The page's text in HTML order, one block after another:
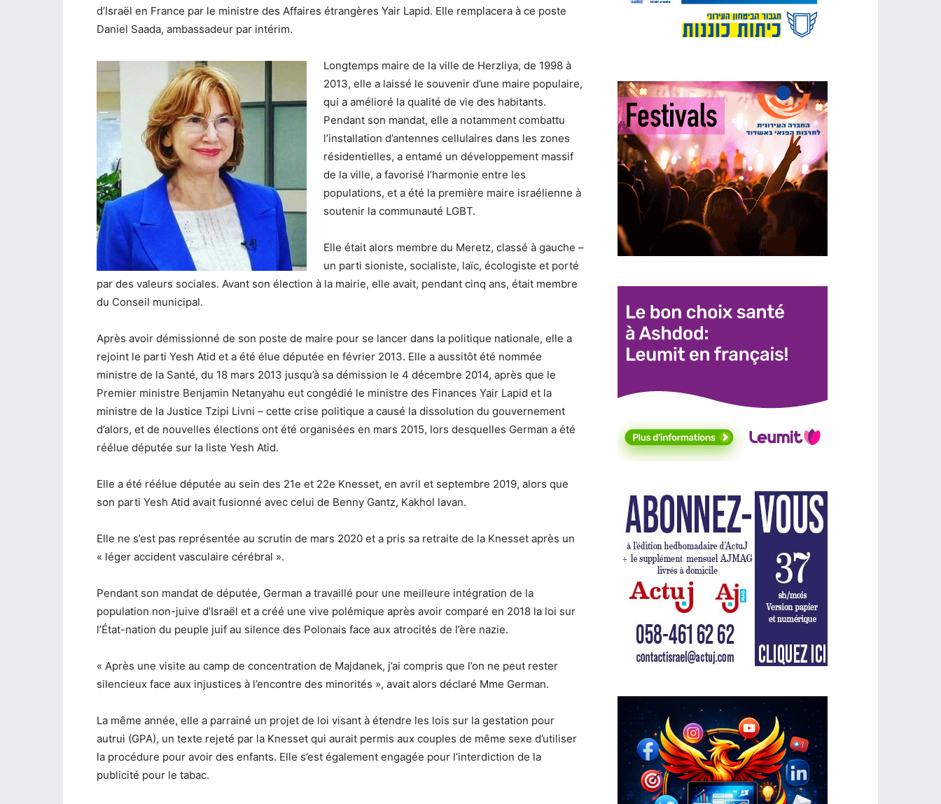
d’Israël en France par le ministre des Affaires étrangères Yair Lapid. Elle remplacera à ce poste
Daniel Saada, ambassadeur par intérim.
Longtemps maire de la ville de Herzliya, de 1998 à
2013, elle a laissé le souvenir d’une maire populaire,
qui a amélioré la qualité de vie des habitants.
Pendant son mandat, elle a notamment combattu
l’installation d’antennes cellulaires dans les zones
résidentielles, a entamé un développement massif
de la ville, a favorisé l’harmonie entre les
populations, et a été la première maire israélienne à
soutenir la communauté LGBT.
Elle était alors membre du Meretz, classé à gauche –
un parti sioniste, socialiste, laïc, écologiste et porté
par des valeurs sociales. Avant son élection à la mairie, elle avait, pendant cinq ans, était membre
du Conseil municipal.
Après avoir démissionné de son poste de maire pour se lancer dans la politique nationale, elle a
rejoint le parti Yesh Atid et a été élue députée en février 2013. Elle a aussitôt été nommée
ministre de la Santé, du 18 mars 2013 jusqu’à sa démission le 4 décembre 2014, après que le
Premier ministre Benjamin Netanyahu eut congédié le ministre des Finances Yair Lapid et la
ministre de la Justice Tzipi Livni – cette crise politique a causé la dissolution du gouvernement
d’alors, et de nouvelles élections ont été organisées en mars 2015, lors desquelles German a été
réélue députée sur la liste Yesh Atid.
Elle a été réélue députée au sein des 21e et 22e Knesset, en avril et septembre 2019, alors que
son parti Yesh Atid avait fusionné avec celui de Benny Gantz, Kakhol lavan.
Elle ne s’est pas représentée au scrutin de mars 2020 et a pris sa retraite de la Knesset après un
« léger accident vasculaire cérébral ».
Pendant son mandat de députée, German a travaillé pour une meilleure intégration de la
population non-juive d’Israël et a créé une vive polémique après avoir comparé en 2018 la loi sur
l’État-nation du peuple juif au silence des Polonais face aux atrocités de l’ère nazie.
« Après une visite au camp de concentration de Majdanek, j’ai compris que l’on ne peut rester
silencieux face aux injustices à l’encontre des minorités », avait alors déclaré Mme German.
La même année, elle a parrainé un projet de loi visant à étendre les lois sur la gestation pour
autrui (GPA), un texte rejeté par la Knesset qui aurait permis aux couples de même sexe d’utiliser
la procédure pour avoir des enfants. Elle s’est également engagée pour l’interdiction de la
publicité pour le tabac.